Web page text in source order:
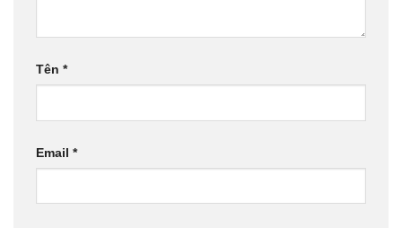
Tên *
Email *